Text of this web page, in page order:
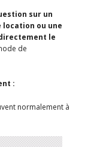
sur un
ou une
le
de
:
normalement à